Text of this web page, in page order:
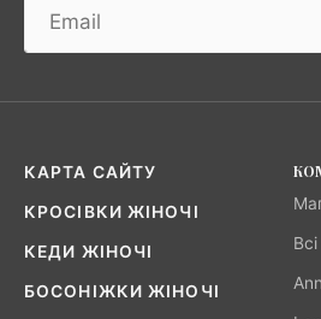
КАРТА САЙТУ
КРОСІВКИ ЖІНОЧІ
КЕДИ ЖІНОЧІ
БОСОНІЖКИ ЖІНОЧІ